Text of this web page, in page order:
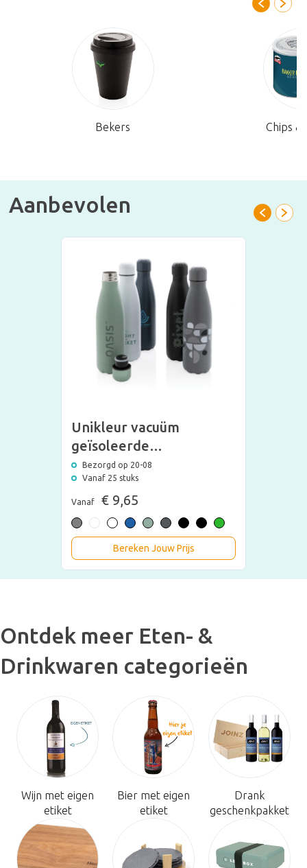
Bekers Chips &
Aanbevolen
Unikleur vacuüm
geïsoleerde
roestvrijstalen fles 500
ml
Bezorgd op 20-08
Vanaf 25 stuks
Vanaf € 9,65
Bereken Jouw Prijs
Ontdek meer Eten- &
Drinkwaren categorieën
Wijn met eigen
etiket
Bier met eigen
etiket
Drank
geschenkpakket